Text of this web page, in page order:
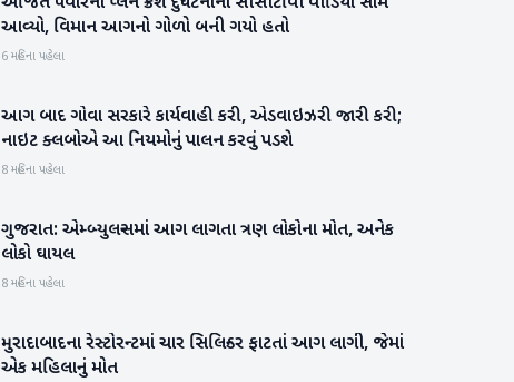
આવ્યો, વિમાન આગનો ગોળો બની ગયો હતો
6 મહિના પહેલા
રાષ્ટ્રીય
આગ બાદ ગોવા સરકારે કાર્યવાહી કરી, એડવાઇઝરી જારી કરી;
નાઇટ ક્લબોએ આ નિયમોનું પાલન કરવું પડશે
8 મહિના પહેલા
ગુજરાત
ગુજરાત: એમ્બ્યુલન્સમાં આગ લાગતા ત્રણ લોકોના મોત, અનેક
લોકો ઘાયલ
8 મહિના પહેલા
રાષ્ટ્રીય
મુરાદાબાદના રેસ્ટોરન્ટમાં ચાર સિલિન્ડર ફાટતાં આગ લાગી, જેમાં
એક મહિલાનું મોત